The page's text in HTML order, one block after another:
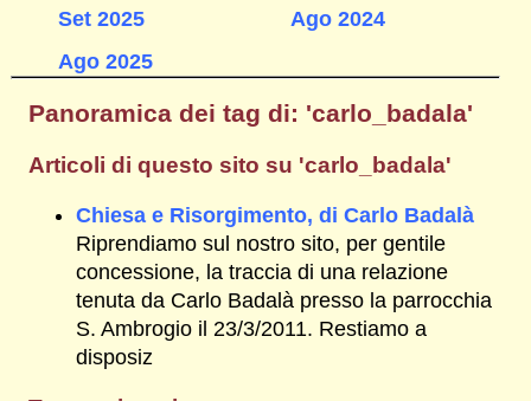
Set 2025
Ago 2025
Ago 2024
Panoramica dei tag di: 'carlo_badala'
Articoli di questo sito su 'carlo_badala'
Chiesa e Risorgimento, di Carlo Badalà
Riprendiamo sul nostro sito, per gentile
concessione, la traccia di una relazione
tenuta da Carlo Badalà presso la parrocchia
S. Ambrogio il 23/3/2011. Restiamo a
disposiz